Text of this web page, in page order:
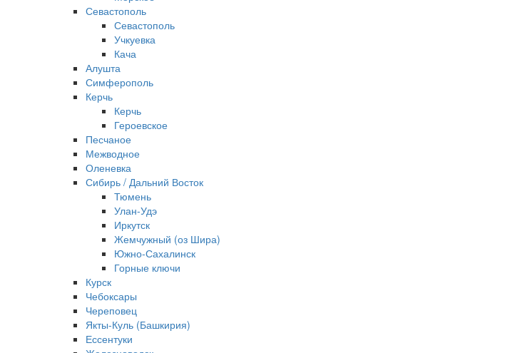
Севастополь
Севастополь
Учкуевка
Кача
Алушта
Симферополь
Керчь
Керчь
Героевское
Песчаное
Межводное
Оленевка
Сибирь / Дальний Восток
Тюмень
Улан-Удэ
Иркутск
Жемчужный (оз Шира)
Южно‐Сахалинск
Горные ключи
Курск
Чебоксары
Череповец
Якты-Куль (Башкирия)
Ессентуки